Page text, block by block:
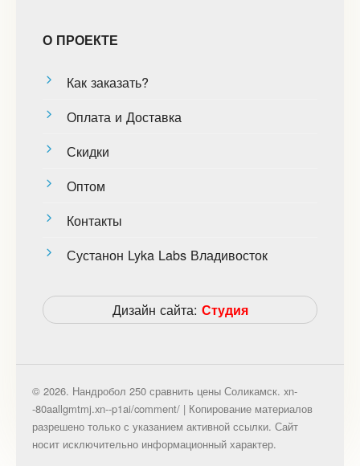
О ПРОЕКТЕ
Как заказать?
Оплата и Доставка
Скидки
Оптом
Контакты
Сустанон Lyka Labs Владивосток
Дизайн сайта: Студия
© 2026. Нандробол 250 сравнить цены Соликамск. xn-
-80aallgmtmj.xn--p1ai/comment/ | Копирование материалов
разрешено только с указанием активной ссылки. Сайт
носит исключительно информационный характер.